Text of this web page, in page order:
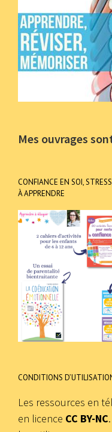
Mes ouvrages
CONFIANCE EN SOI,
À APPRENDRE
CONDITIONS
Les ressources en
en licence CC BY-NC